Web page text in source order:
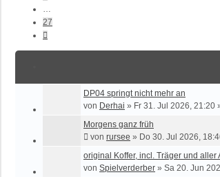
27
DP04 springt nicht mehr an
von Derhai » Fr 31. Jul 2026, 21:20
Morgens ganz früh
von rursee » Do 30. Jul 2026,
original Koffer, incl. Träger und
von Spielverderber » Sa 20. Jun